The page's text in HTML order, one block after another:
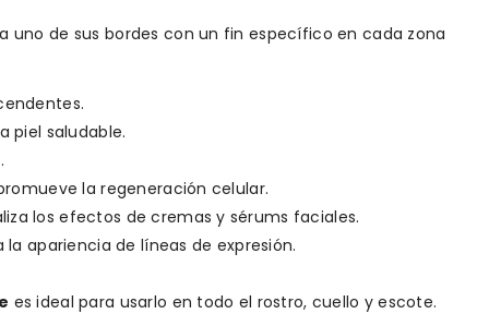
uno de sus bordes con un fin específico en cada zona
piel saludable.
la regeneración celular.
los efectos de cremas y sérums faciales.
apariencia de líneas de expresión.
es ideal para usarlo en todo el rostro, cuello y escote.